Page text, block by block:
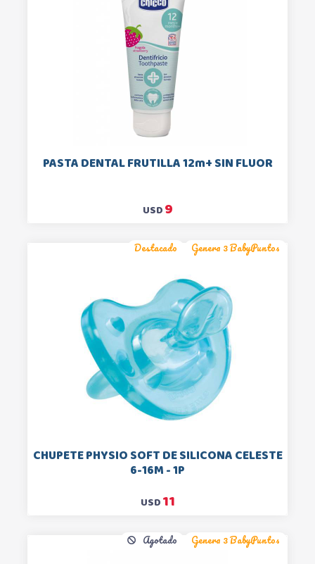
PASTA DENTAL FRUTILLA 12m+ SIN FLUOR
USD9
Destacado Genera 3 BabyPuntos
CHUPETE PHYSIO SOFT DE SILICONA CELESTE
6-16M - 1P
USD11
Agotado Genera 3 BabyPuntos